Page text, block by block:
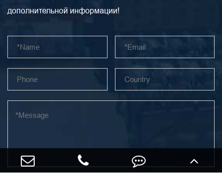
дополнительной информации!